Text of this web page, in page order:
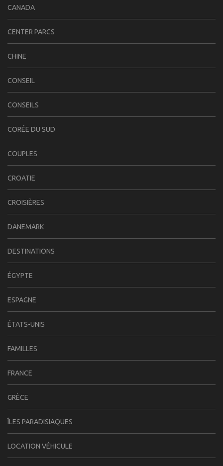
CANADA
CENTER PARCS
CHINE
CONSEIL
CONSEILS
CORÉE DU SUD
COUPLES
CROATIE
CROISIÈRES
DANEMARK
DESTINATIONS
ÉGYPTE
ESPAGNE
ÉTATS-UNIS
FAMILLES
FRANCE
GRÈCE
ÎLES PARADISIAQUES
LOCATION VÉHICULE